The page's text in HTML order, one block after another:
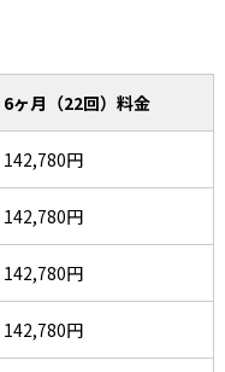
6ヶ月（22回）料金
142,780円
142,780円
142,780円
142,780円